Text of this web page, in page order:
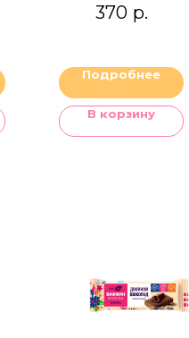
370 р.
Подробнее
В корзину